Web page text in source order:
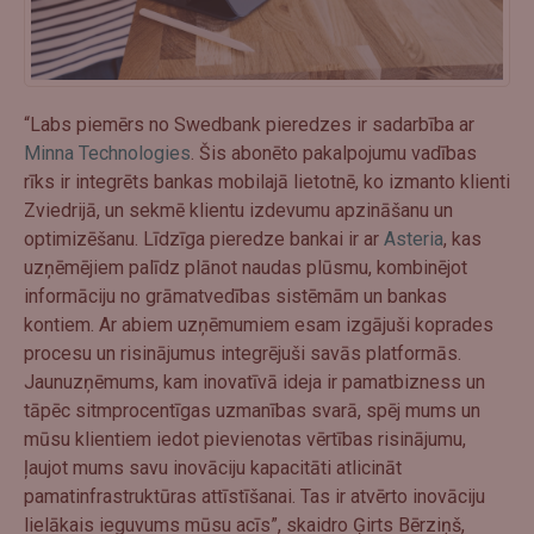
“Labs piemērs no Swedbank pieredzes ir sadarbība ar
Minna Technologies . Šis abonēto pakalpojumu vadības
rīks ir integrēts bankas mobilajā lietotnē, ko izmanto klienti
Zviedrijā, un sekmē klientu izdevumu apzināšanu un
optimizēšanu. Līdzīga pieredze bankai ir ar Asteria, kas
uzņēmējiem palīdz plānot naudas plūsmu, kombinējot
informāciju no grāmatvedības sistēmām un bankas
kontiem. Ar abiem uzņēmumiem esam izgājuši koprades
procesu un risinājumus integrējuši savās platformās.
Jaunuzņēmums, kam inovatīvā ideja ir pamatbizness un
tāpēc sitmprocentīgas uzmanības svarā, spēj mums un
mūsu klientiem iedot pievienotas vērtības risinājumu,
ļaujot mums savu inovāciju kapacitāti atlicināt
pamatinfrastruktūras attīstīšanai. Tas ir atvērto inovāciju
lielākais ieguvums mūsu acīs”, skaidro Ģirts Bērziņš,